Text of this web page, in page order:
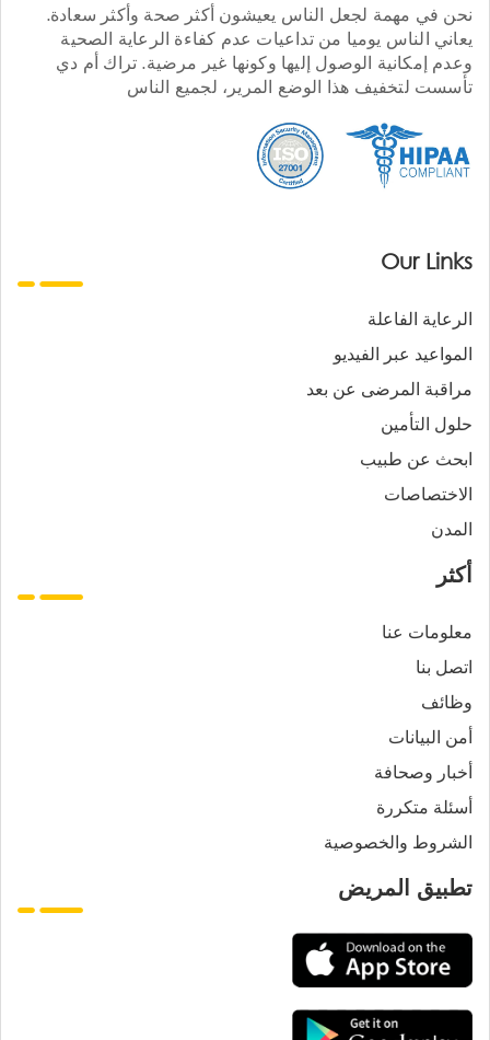
نحن في مهمة لجعل الناس يعيشون أكثر صحة وأكثر سعادة.
يعاني الناس يوميا من تداعيات عدم كفاءة الرعاية الصحية
وعدم إمكانية الوصول إليها وكونها غير مرضية. تراك أم دي
تأسست لتخفيف هذا الوضع المرير، لجميع الناس
Our Links
الرعاية الفاعلة
المواعيد عبر الفيديو
مراقبة المرضى عن بعد
حلول التأمين
ابحث عن طبيب
الاختصاصات
المدن
أكثر
معلومات عنا
اتصل بنا
وظائف
أمن البيانات
أخبار وصحافة
أسئلة متكررة
الشروط والخصوصية
تطبيق المريض